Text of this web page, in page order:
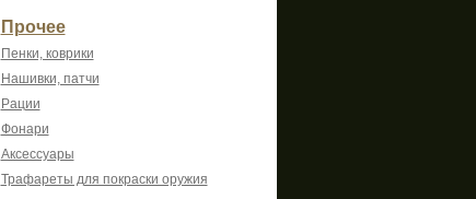
Прочее
Пенки, коврики
Нашивки, патчи
Рации
Фонари
Аксессуары
Трафареты для покраски оружия